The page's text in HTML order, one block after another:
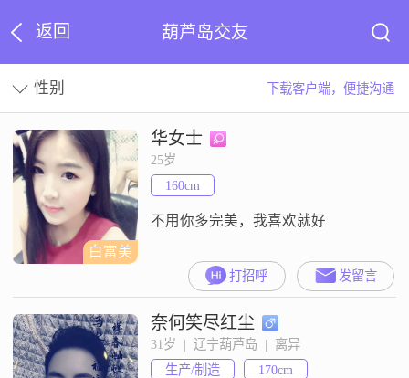
返回 葫芦岛交友
性别 下载客户端，便捷沟通
白富美
华女士
25岁
160cm
不用你多完美，我喜欢就好
打招呼 发留言
奈何笑尽红尘
31岁  |  辽宁葫芦岛  |  离异
生产/制造
170cm